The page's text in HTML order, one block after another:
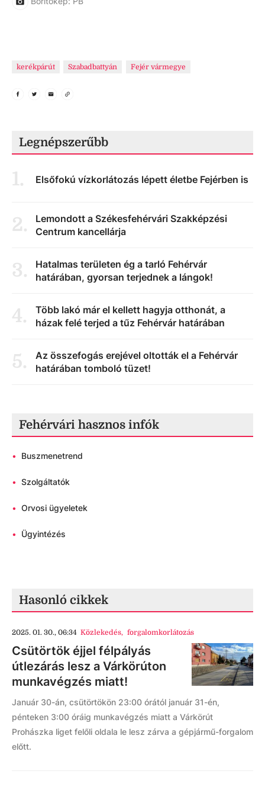
kerékpárút Szabadbattyán Fejér vármegye
Legnépszerűbb
1. Elsőfokú vízkorlátozás lépett életbe Fejérben is
2.
Lemondott a Székesfehérvári Szakképzési
Centrum kancellárja
3.
Hatalmas területen ég a tarló Fehérvár
határában, gyorsan terjednek a lángok!
4.
Több lakó már el kellett hagyja otthonát, a
házak felé terjed a tűz Fehérvár határában
5.
Az összefogás erejével oltották el a Fehérvár
határában tomboló tüzet!
Fehérvári hasznos infók
• Buszmenetrend
• Szolgáltatók
• Orvosi ügyeletek
• Ügyintézés
Hasonló cikkek
2025. 01. 30., 06:34 Közlekedés, forgalomkorlátozás
Csütörtök éjjel félpályás
útlezárás lesz a Várkörúton
munkavégzés miatt!
Január 30-án, csütörtökön 23:00 órától január 31-én,
pénteken 3:00 óráig munkavégzés miatt a Várkörút
Prohászka liget felőli oldala le lesz zárva a gépjármű-forgalom
előtt.